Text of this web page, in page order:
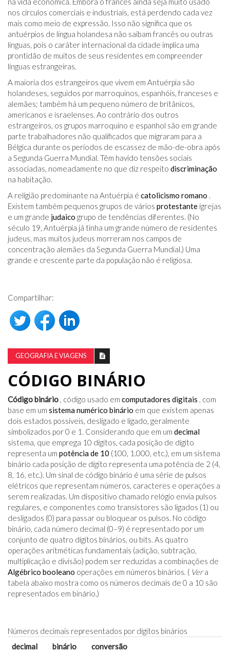
nos círculos comerciais e industriais, está perdendo cada vez
mais como meio de expressão. Isso não significa que os
antuérpios de língua holandesa não saibam francês ou outras
línguas, pois o caráter internacional da cidade implica uma
prontidão de muitos de seus residentes em compreender
línguas estrangeiras.
A maioria dos estrangeiros que vivem em Antuérpia são
holandeses, seguidos por marroquinos, espanhóis, franceses e
alemães; também há um pequeno número de britânicos,
americanos e israelenses. Ao contrário dos outros
estrangeiros, os grupos marroquino e espanhol são em grande
parte trabalhadores não qualificados que migraram para a
Bélgica durante os períodos de escassez de mão-de-obra após
a Segunda Guerra Mundial. Têm havido tensões sociais
associadas, nomeadamente no que diz respeito discriminação
na habitação.
A religião predominante na Antuérpia é catolicismo romano .
Existem também pequenos grupos de vários protestante igrejas
e um grande judaico grupo de tendências diferentes. (No
século 19, Antuérpia já tinha um grande número de residentes
judeus, mas muitos judeus morreram nos campos de
concentração alemães da Segunda Guerra Mundial.) Uma
grande e crescente parte da população não é religiosa.
Compartilhar:
GEOGRAFIA E VIAGENS
CÓDIGO BINÁRIO
Código binário , código usado em computadores digitais , com
base em um sistema numérico binário em que existem apenas
dois estados possíveis, desligado e ligado, geralmente
simbolizados por 0 e 1. Considerando que em um decimal
sistema, que emprega 10 dígitos, cada posição de dígito
representa um potência de 10 (100, 1.000, etc.), em um sistema
binário cada posição de dígito representa uma potência de 2 (4,
8, 16, etc.). Um sinal de código binário é uma série de pulsos
elétricos que representam números, caracteres e operações a
serem realizadas. Um dispositivo chamado relógio envia pulsos
regulares, e componentes como transistores são ligados (1) ou
desligados (0) para passar ou bloquear os pulsos. No código
binário, cada número decimal (0–9) é representado por um
conjunto de quatro dígitos binários, ou bits. As quatro
operações aritméticas fundamentais (adição, subtração,
multiplicação e divisão) podem ser reduzidas a combinações de
Algébrico booleano operações em números binários. ( Vera
tabela abaixo mostra como os números decimais de 0 a 10 são
representados em binário.)
Números decimais representados por dígitos binários
decimal
binário conversão